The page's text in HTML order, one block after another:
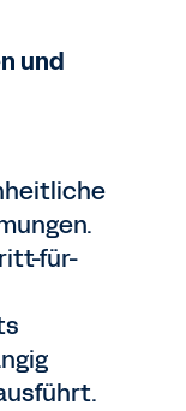
und
für-